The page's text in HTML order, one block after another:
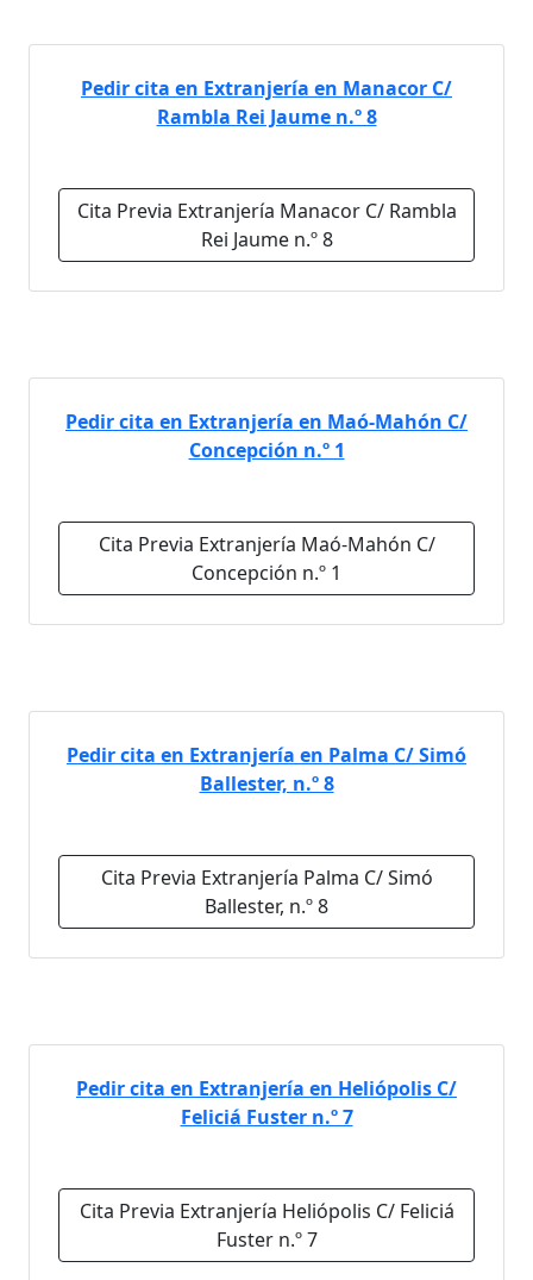
Pedir cita en Extranjería en Manacor C/
Rambla Rei Jaume n.º 8
Cita Previa Extranjería Manacor C/ Rambla
Rei Jaume n.º 8
Pedir cita en Extranjería en Maó-Mahón C/
Concepción n.º 1
Cita Previa Extranjería Maó-Mahón C/
Concepción n.º 1
Pedir cita en Extranjería en Palma C/ Simó
Ballester, n.º 8
Cita Previa Extranjería Palma C/ Simó
Ballester, n.º 8
Pedir cita en Extranjería en Heliópolis C/
Feliciá Fuster n.º 7
Cita Previa Extranjería Heliópolis C/ Feliciá
Fuster n.º 7